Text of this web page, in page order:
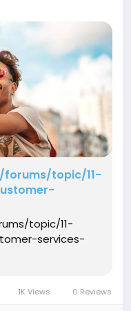
topic/11-
topic/11-
services-
1K Views 0 Reviews